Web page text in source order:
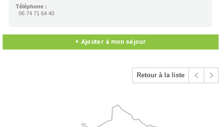
Téléphone :
06 74 71 64 40
+ Ajouter à mon séjour
Retour à la liste